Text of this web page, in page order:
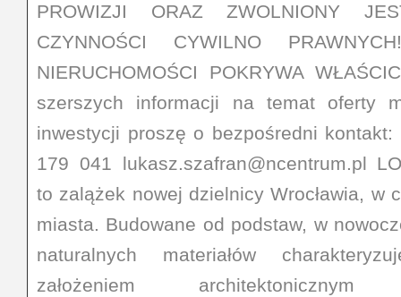
PROWIZJI ORAZ ZWOLNIONY
CZYNNOŚCI CYWILNO
NIERUCHOMOŚCI POKRYWA
szerszych informacji na temat oferty
inwestycji proszę o bezpośredni
179 041 lukasz.szafran@ncentrum.pl
to zalążek nowej dzielnicy Wrocławia, w
miasta. Budowane od podstaw, w
naturalnych materiałów
założeniem